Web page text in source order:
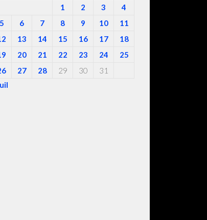
1
2 3
4
5
6 7 8 9 10
11
13 14 15 16 17
18
20 21 22 23 24
25
27 28 29 30
31